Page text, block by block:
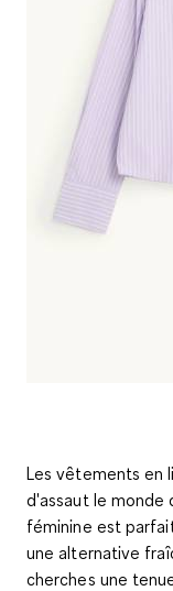
Les vêtements en
d'assaut le
féminine est
une alternative
cherches une